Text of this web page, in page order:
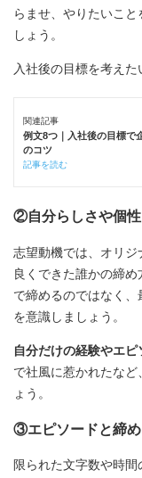
らませ、やりたいこ
しょう。
入社後の目標を考えた
関連記事
例文8つ｜入社後の目標で
のコツ
記事を読む
②自分らしさや個
志望動機では、オリジ
良くできた誰かの締
で締めるのではなく
を意識しましょう。
自分だけの経験やエ
で社風に惹かれたな
ょう。
③エピソードと締
限られた文字数や時